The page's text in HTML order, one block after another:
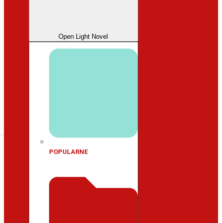
Open Light Novel
POPULARNE